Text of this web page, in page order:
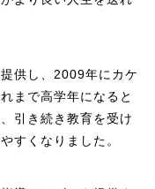
供し、2009年にカケ
まで高学年になると
引き続き教育を受け
すくなりました。